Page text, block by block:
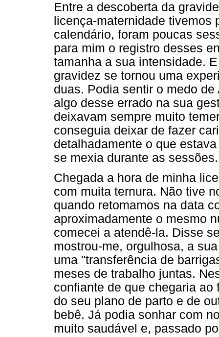
Entre a descoberta da
licença-maternidade
calendário, foram poucas
para mim o registro desses
tamanha a sua intensidade.
gravidez se tornou uma
duas. Podia sentir o medo
algo desse errado na sua
deixavam sempre muito
conseguia deixar de fazer
detalhadamente o que
se mexia durante as sessões.
Chegada a hora de minha
com muita ternura. Não tive
quando retomamos na data
aproximadamente o mesmo
comecei a atendê-la. Disse
mostrou-me, orgulhosa, a
uma "transferência de
meses de trabalho juntas.
confiante de que chegaria
do seu plano de parto e de
bebê. Já podia sonhar com
muito saudável e, passado